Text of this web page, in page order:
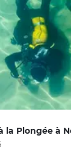
la Plongée à